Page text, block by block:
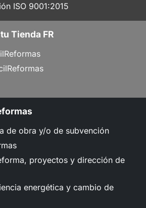
ISO 9001:2015
Tienda FR
de obra y/o de subvención
proyectos y dirección de
energética y cambio de